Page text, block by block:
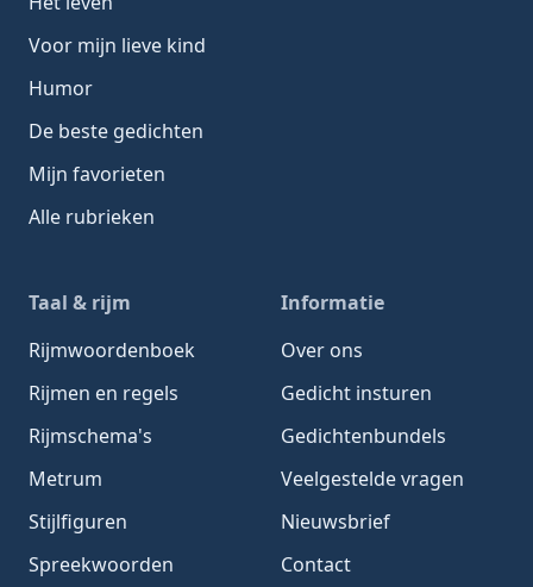
Voor mijn lieve kind
Humor
De beste gedichten
Mijn favorieten
Alle rubrieken
Taal & rijm
Rijmwoordenboek
Rijmen en regels
Rijmschema's
Metrum
Stijlfiguren
Spreekwoorden
Informatie
Over ons
Gedicht insturen
Gedichtenbundels
Veelgestelde vragen
Nieuwsbrief
Contact